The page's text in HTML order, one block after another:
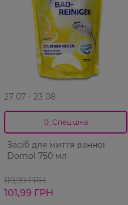
27 07 - 23 08
0_Спец.ціна
Засіб для миття ванної
Domol 750 мл
119,99 ГРН
101,99 ГРН